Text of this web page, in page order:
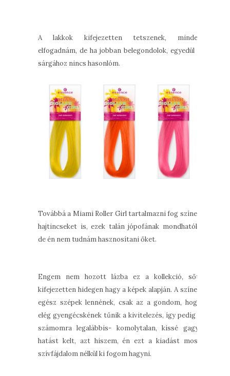
A lakkok kifejezetten tetszenek, mindet
elfogadnám, de ha jobban belegondolok, egyedül a
sárgához nincs hasonlóm.
Továbbá a Miami Roller Girl tartalmazni fog színes
hajtincseket is, ezek talán jópofának mondhatók,
de én nem tudnám hasznosítani őket.
Engem nem hozott lázba ez a kollekció, sőt,
kifejezetten hidegen hagy a képek alapján. A színek
egész szépek lennének, csak az a gondom, hogy
elég gyengécskének tűnik a kivitelezés, így pedig -
számomra legalábbis- komolytalan, kissé gagyi
hatást kelt, azt hiszem, én ezt a kiadást most
szívfájdalom nélkül ki fogom hagyni.